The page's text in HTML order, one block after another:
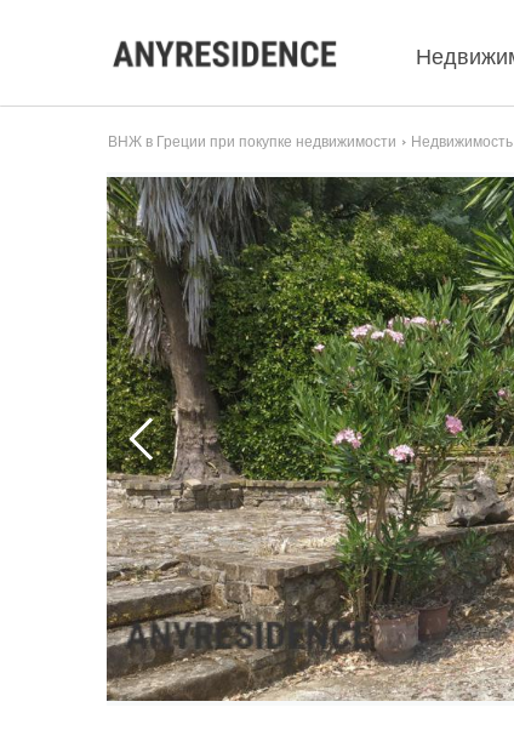
ВНЖ в Греции при покупке недвижимости Недвижимость